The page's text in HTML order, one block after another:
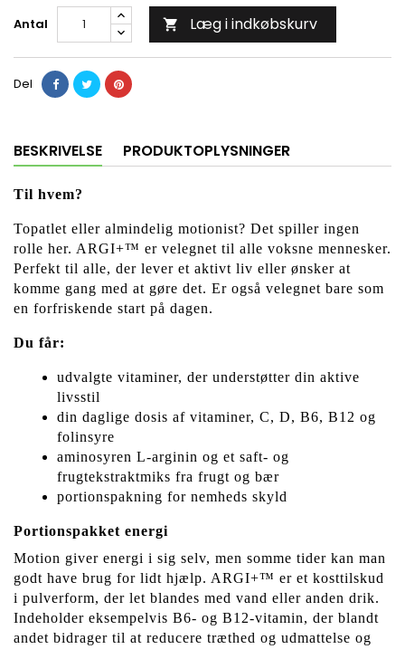
Antal  Læg i indkøbskurv
Del
BESKRIVELSE PRODUKTOPLYSNINGER
Til hvem?
Topatlet eller almindelig motionist? Det spiller ingen
rolle her. ARGI+™ er velegnet til alle voksne mennesker.
Perfekt til alle, der lever et aktivt liv eller ønsker at
komme gang med at gøre det. Er også velegnet bare som
en forfriskende start på dagen.
Du får:
udvalgte vitaminer, der understøtter din aktive
livsstil
din daglige dosis af vitaminer, C, D, B6, B12 og
folinsyre
aminosyren L-arginin og et saft- og
frugtekstraktmiks fra frugt og bær
portionspakning for nemheds skyld
Portionspakket energi
Motion giver energi i sig selv, men somme tider kan man
godt have brug for lidt hjælp. ARGI+™ er et kosttilskud
i pulverform, der let blandes med vand eller anden drik.
Indeholder eksempelvis B6- og B12-vitamin, der blandt
andet bidrager til at reducere træthed og udmattelse og